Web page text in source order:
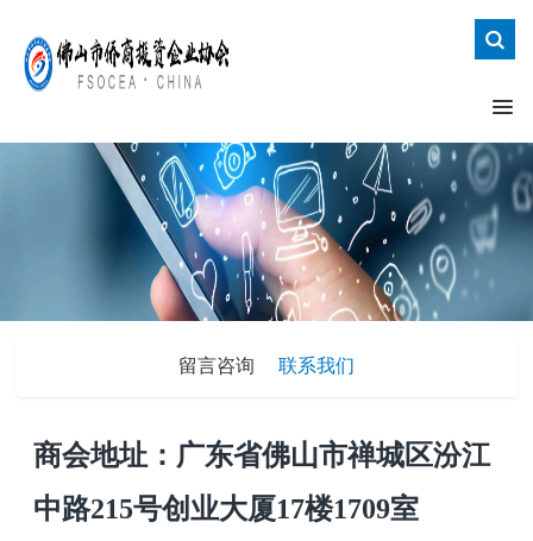
留言咨询 联系我们
商会地址：广东省佛山市禅城区汾江
中路215号创业大厦17楼1709室